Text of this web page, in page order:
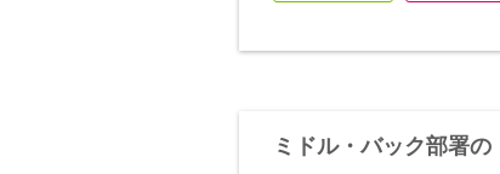
ミドル・バック部署